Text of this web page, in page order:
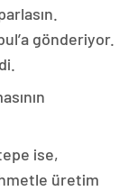
gönderiyor.
ise,
üretim